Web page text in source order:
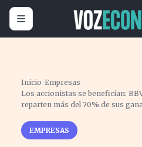
Inicio ›Empresas ›
Los accionistas se benefician:
reparten más del 70% de sus
EMPRESAS